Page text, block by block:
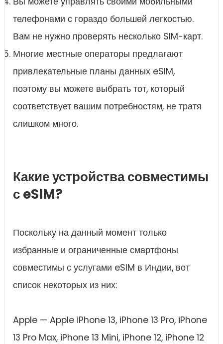
телефонами с гораздо большей легкостью.
Вам не нужно проверять несколько SIM-карт.
Многие местные операторы предлагают
привлекательные планы данных eSIM,
поэтому вы можете выбрать тот, который
соответствует вашим потребностям, не тратя
слишком много.
Какие устройства совместимы
с eSIM?
Поскольку на данный момент только
избранные и ограниченные смартфоны
совместимы с услугами eSIM в Индии, вот
список некоторых из них:
Apple — Apple iPhone 13, iPhone 13 Pro, iPhone
13 Pro Max, iPhone 13 Mini, iPhone 12, iPhone 12